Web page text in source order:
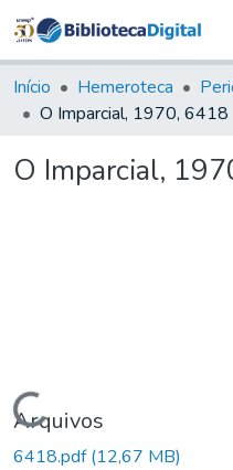
&
Início Hemeroteca
O Imparcial, 1970, 6418
O Imparcial,
Carregando...
Arquivos
6418.pdf(12,67 MB)